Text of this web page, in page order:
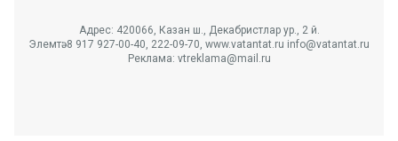
Адрес: 420066, Казан ш., Декабристлар ур., 2 й.
Элемтә: 8 917 927-00-40, 222-09-70, www.vatantat.ru info@vatantat.ru
Реклама: vtreklama@mail.ru